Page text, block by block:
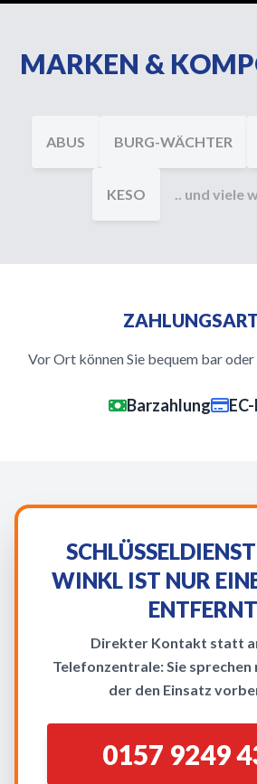
MARKEN &
ABUS BURG-WÄCHTER
KESO .. und viele
Vor Ort können Sie bequem bar
Barzahlung
WINKL IST NUR
ENTFERNT
Direkter Kontakt statt
Telefonzentrale: Sie sprechen
der den Einsatz
0157 9249